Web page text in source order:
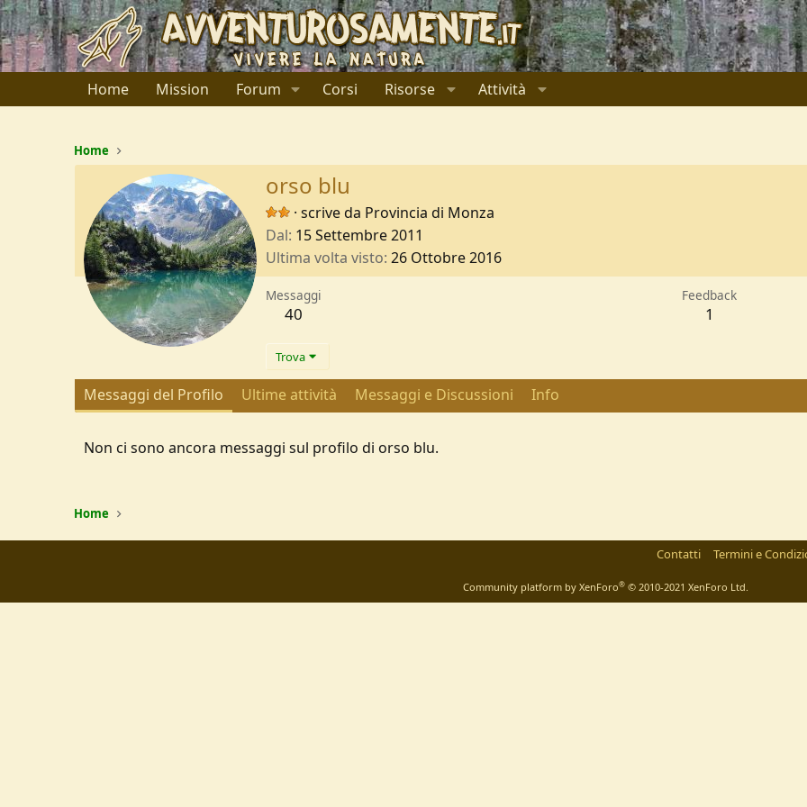
Home Mission Forum Corsi Risorse Attività
Home
orso blu
· scrive da Provincia di Monza
Dal 15 Settembre 2011
Ultima volta visto 26 Ottobre 2016
Messaggi
40
Feedback
1
Trova
Messaggi del Profilo Ultime attività Messaggi e Discussioni Info
Non ci sono ancora messaggi sul profilo di orso blu.
Home
Contatti Termini e
Community platform by XenForo® © 2010-2021 XenForo Ltd.